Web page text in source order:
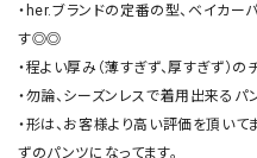
・her.ブランドの定番の型、ベイカ
す◎◎
・程よい厚み（薄すぎず、厚すぎず）の
・勿論、シーズンレスで着用出来るパ
・形は、お客様より高い評価を頂いて
ずのパンツになってます。